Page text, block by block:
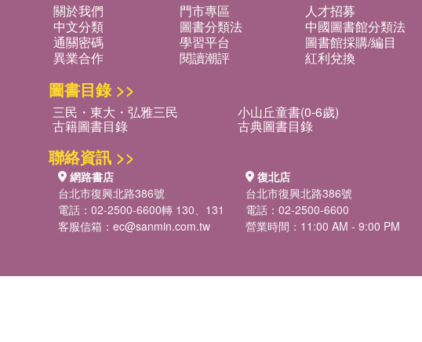
關於我們 門市專區 人才招募
中文分類
圖書分類法 中國圖書館分類法
通關密碼
學習平台 圖書館採購/編目
異業合作
閱讀潮評 紅利兌換
圖書目錄 >>
三民・東大・弘雅三民 小山丘童書(0-6歲)
古籍圖書目錄 古典圖書目錄
聯絡資訊 >>
網路書店
台北市復興北路386號
電話：02-2500-6600轉 130、131
客服信箱： ec@sanmin.com.tw
復北店
台北市復興北路386號
電話：02-2500-6600
營業時間：11:00 AM - 9:00 PM